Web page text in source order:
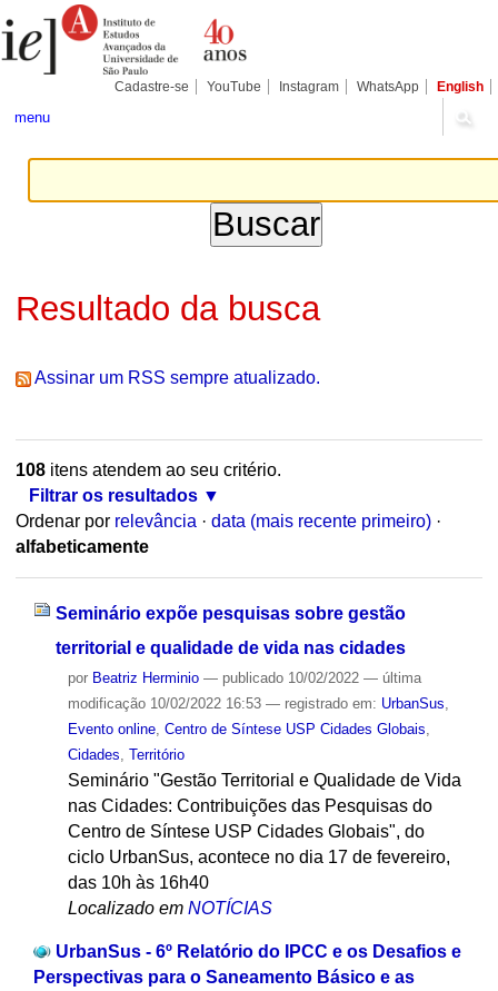
para
conteúdo.
Pessoais
Cadastre-se YouTube Instagram WhatsApp English
menu
Resultado da busca
Assinar um RSS sempre atualizado.
108itens atendem ao seu critério.
Filtrar os resultados
Ordenar por relevância · data (mais recente primeiro) ·
alfabeticamente
Seminário expõe pesquisas sobre gestão
territorial e qualidade de vida nas cidades
por Beatriz Herminio — publicado10/02/2022 — última
modificação10/02/2022 16:53 — registrado em: UrbanSus
Evento online, Centro de Síntese USP Cidades Globais
Cidades Território
Seminário "Gestão Territorial e Qualidade de Vida
nas Cidades: Contribuições das Pesquisas do
Centro de Síntese USP Cidades Globais", do
ciclo UrbanSus, acontece no dia 17 de fevereiro,
das 10h às 16h40
Localizado em NOTÍCIAS
UrbanSus - 6º Relatório do IPCC e os Desafios e
Perspectivas para o Saneamento Básico e as